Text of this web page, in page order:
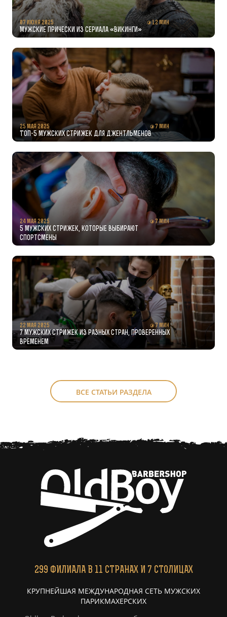
07 июня 2025 12 мин
Мужские прически из сериала «Викинги»
25 мая 2025 7 мин
Топ-5 мужских стрижек для джентльменов
24 мая 2025 7 мин
5 мужских стрижек, которые выбирают
спортсмены
22 мая 2025 7 мин
7 мужских стрижек из разных стран, проверенных
временем
ВСЕ СТАТЬИ РАЗДЕЛА
299 ФИЛИАЛАВ 11 СТРАНАХ И 7 СТОЛИЦАХ
КРУПНЕЙШАЯ МЕЖДУНАРОДНАЯ СЕТЬ МУЖСКИХ
ПАРИКМАХЕРСКИХ